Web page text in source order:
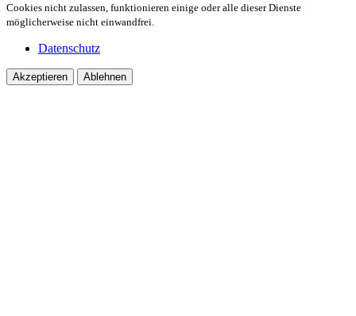
Cookies nicht zulassen, funktionieren einige oder alle dieser Dienste
möglicherweise nicht einwandfrei.
Datenschutz
Akzeptieren Ablehnen